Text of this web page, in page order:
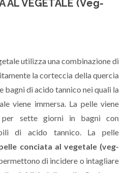
AL VEGETALE (Veg-
utilizza una combinazione di
la corteccia della quercia
bagni di acido tannico nei quali la
viene immersa. La pelle viene
per sette giorni in bagni con
di acido tannico. La pelle
conciata al vegetale (veg-
di incidere o intagliare